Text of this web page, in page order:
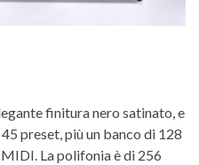
finitura nero satinato, e
preset, più un banco di 128
La polifonia è di 256